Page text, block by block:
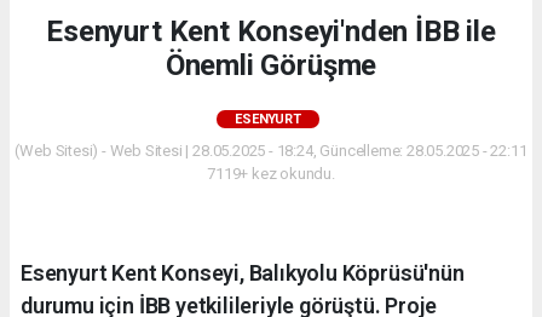
Esenyurt Kent Konseyi'nden İBB ile
Önemli Görüşme
ESENYURT
(Web Sitesi) - Web Sitesi | 28.05.2025 - 18:24, Güncelleme: 28.05.2025 - 22:11
7119+ kez okundu.
Esenyurt Kent Konseyi, Balıkyolu Köprüsü'nün
durumu için İBB yetkilileriyle görüştü. Proje